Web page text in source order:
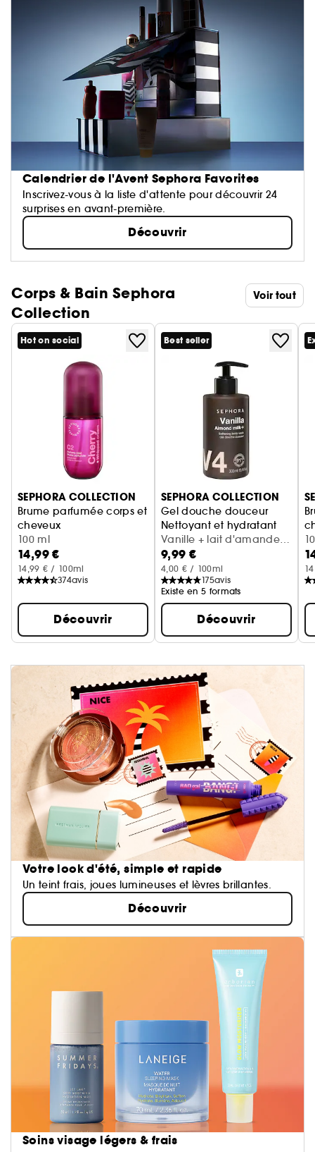
Calendrier de l'Avent Sephora Favorites
Inscrivez-vous à la liste d'attente pour découvrir 24
surprises en avant-première.
Découvrir
Corps & Bain Sephora
Collection
Voir tout
Ignorer le carrousel produits
Hot on social
SEPHORA COLLECTION
Brume parfumée corps et
cheveux
Cerise + crème fouettée
100 ml
14,99 €
14,99 € / 100ml
374avis
Découvrir
Best seller
SEPHORA COLLECTION
Gel douche douceur
Nettoyant et hydratant
Vanille + lait d'amande
(300 ml)
9,99 €
4,00 € / 100ml
175avis
Existe en 5 formats
Découvrir
Votre look d'été, simple et rapide
Un teint frais, joues lumineuses et lèvres brillantes.
Découvrir
Soins visage légers & frais